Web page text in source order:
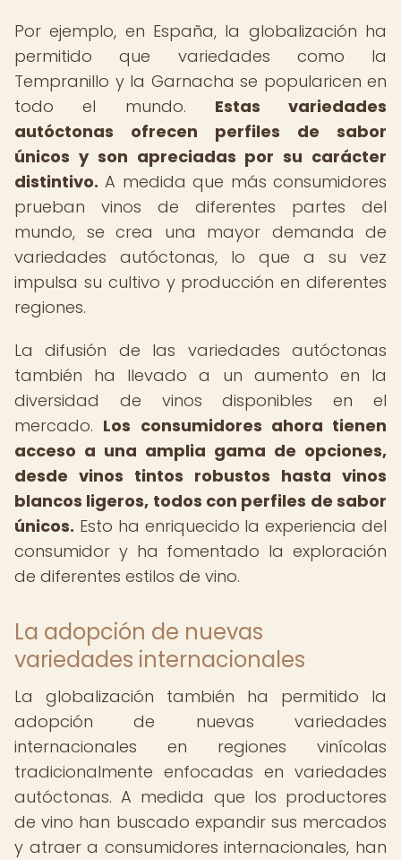
Por ejemplo, en España, la globalización ha
permitido que variedades como la
Tempranillo y la Garnacha se popularicen en
todo el mundo. Estas variedades
autóctonas ofrecen perfiles de sabor
únicos y son apreciadas por su carácter
distintivo. A medida que más consumidores
prueban vinos de diferentes partes del
mundo, se crea una mayor demanda de
variedades autóctonas, lo que a su vez
impulsa su cultivo y producción en diferentes
regiones.
La difusión de las variedades autóctonas
también ha llevado a un aumento en la
diversidad de vinos disponibles en el
mercado. Los consumidores ahora tienen
acceso a una amplia gama de opciones,
desde vinos tintos robustos hasta vinos
blancos ligeros, todos con perfiles de sabor
únicos. Esto ha enriquecido la experiencia del
consumidor y ha fomentado la exploración
de diferentes estilos de vino.
La adopción de nuevas
variedades internacionales
La globalización también ha permitido la
adopción de nuevas variedades
internacionales en regiones vinícolas
tradicionalmente enfocadas en variedades
autóctonas. A medida que los productores
de vino han buscado expandir sus mercados
y atraer a consumidores internacionales, han